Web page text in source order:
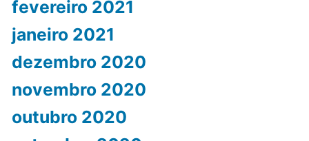
fevereiro 2021
janeiro 2021
dezembro 2020
novembro 2020
outubro 2020